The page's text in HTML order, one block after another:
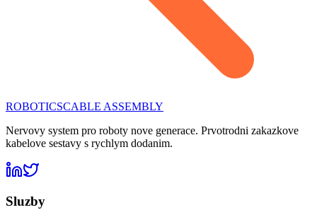
ROBOTICSCABLE ASSEMBLY
Nervovy system pro roboty nove generace. Prvotrodni zakazkove
kabelove sestavy s rychlym dodanim.
Sluzby